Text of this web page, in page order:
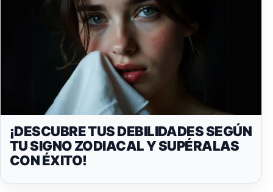
¡DESCUBRE TUS DEBILIDADES SEGÚN
TU SIGNO ZODIACAL Y SUPÉRALAS
CON ÉXITO!